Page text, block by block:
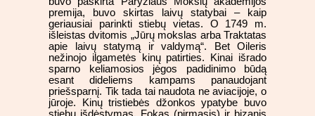
premija, buvo skirtas laivų statybai – kaip
geriausiai parinkti stiebų vietas. O 1749 m.
išleistas dvitomis „Jūrų mokslas arba Traktatas
apie laivų statymą ir valdymą“. Bet Oileris
nežinojo ilgametės kinų patirties. Kinai išrado
sparno keliamosios jėgos padidinimo būdą
esant dideliems kampams panaudojant
priešsparnį. Tik tada tai naudota ne aviacijoje, o
jūroje. Kinų tristiebės džonkos ypatybe buvo